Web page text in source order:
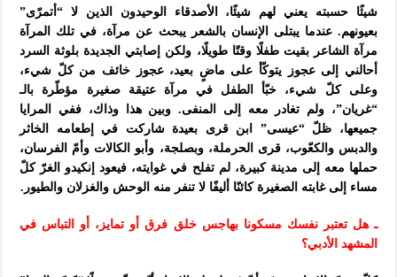
شيئًا حسبته يعني لهم شيئًا، الأصدقاء الوحيدون الذين لا “أتمرّى”
بعيونهم. عندما يبتلى الإنسان بالشعر يبحث عن مرآة، في تلك المرآة
مرآة الشاعر بقيت طفلًا وقتًا طويلًا، ولكن إصابتي الجديدة بلوثة السرد
أحالني إلى عجوز يتوكّأ على ماضٍ بعيد، عجوز خائف من كلّ شيء،
وعلى كلّ شيء، خبّأ الطفل في مرآة عتيقة صغيرة مؤطّرة بالـ
“غريان”، ولم تغادر معه إلى المنفى. وبين هذا وذاك، ففي المرايا
جميعها، ظلّ “عيسى” ابن قرى بعيدة شاركت في إطعامه الخاثر
والدبس والكعّوب، قرى الحرملة، وبصلجة، وأبو الكالات وأمّ الفرسان،
حملها معه إلى مدينة كبيرة، لم تفلح في غوايته، فيعود إنكيدو الغرّ كلّ
مساء إلى غابته الصغيرة كائنًا أليفًا لا تنفر منه الوحش والغزلان والطيور.
ـ هل تعتبر نفسك مسكونا بهاجس خلق فرق أو تمايز، أو التباس في
المشهد الأدبي؟